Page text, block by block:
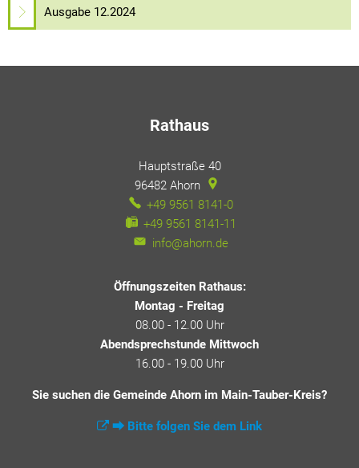
Ausgabe 12.2024
Rathaus
Hauptstraße 40
96482 Ahorn
+49 9561 8141-0
+49 9561 8141-11
info@ahorn.de
Öffnungszeiten Rathaus:
Montag - Freitag
08.00 - 12.00 Uhr
Abendsprechstunde Mittwoch
16.00 - 19.00 Uhr
Sie suchen die Gemeinde Ahorn im Main-Tauber-Kreis?
⮕ Bitte folgen Sie dem Link